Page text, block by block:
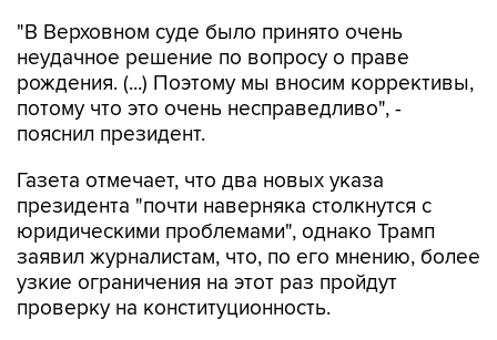
"В Верховном суде было принято очень
неудачное решение по вопросу о праве
рождения. (...) Поэтому мы вносим коррективы,
потому что это очень несправедливо", -
пояснил президент.
Газета отмечает, что два новых указа
президента "почти наверняка столкнутся с
юридическими проблемами", однако Трамп
заявил журналистам, что, по его мнению, более
узкие ограничения на этот раз пройдут
проверку на конституционность.